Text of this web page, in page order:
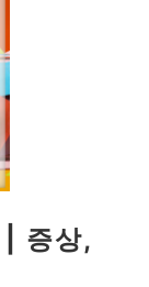
| 증상,